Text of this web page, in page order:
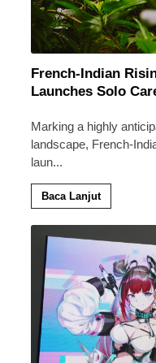
French-Indian
Launches Solo
Marking a highly
landscape, French-
laun...
Baca Lanjut